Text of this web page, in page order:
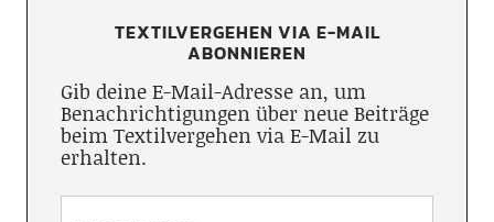
TEXTILVERGEHEN VIA E-MAIL
ABONNIEREN
Gib deine E-Mail-Adresse an, um
Benachrichtigungen über neue Beiträge
beim Textilvergehen via E-Mail zu
erhalten.